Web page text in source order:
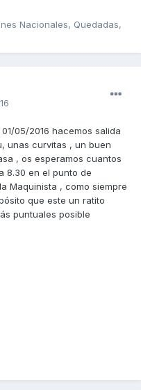
Nacionales, Quedadas,
05/2016 hacemos salida
unas curvitas , un buen
, os esperamos cuantos
8.30 en el punto de
Maquinista , como siempre
que este un ratito
puntuales posible